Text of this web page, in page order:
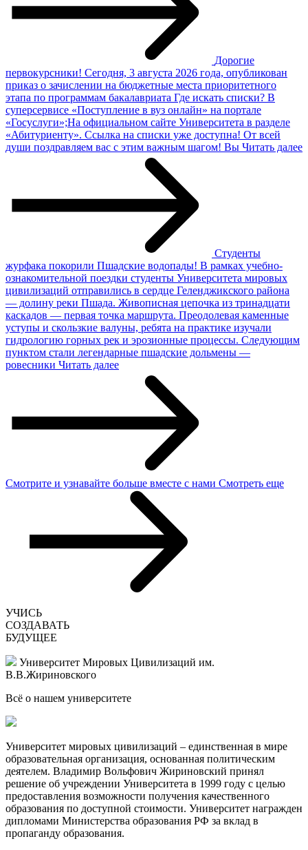
Дорогие
первокурсники! Сегодня, 3 августа 2026 года, опубликован
приказ о зачислении на бюджетные места приоритетного
этапа по программам бакалавриата Где искать списки? В
суперсервисе «Поступление в вуз онлайн» на портале
«Госуслуги»;На официальном сайте Университета в разделе
«Абитуриенту». Ссылка на списки уже доступна! От всей
души поздравляем вас с этим важным шагом! Вы Читать далее
Студенты
журфака покорили Пшадские водопады! В рамках учебно-
ознакомительной поездки студенты Университета мировых
цивилизаций отправились в сердце Геленджикского района
— долину реки Пшада. Живописная цепочка из тринадцати
каскадов — первая точка маршрута. Преодолевая каменные
уступы и скользкие валуны, ребята на практике изучали
гидрологию горных рек и эрозионные процессы. Следующим
пунктом стали легендарные пшадские дольмены —
ровесники Читать далее
Смотрите и узнавайте больше вместе с нами Смотреть еще
УЧИСЬ
СОЗДАВАТЬ
БУДУЩЕЕ
Университет Мировых Цивилизаций им.
В.В.Жириновского
Всё о нашем университете
Университет мировых цивилизаций – единственная в мире
образовательная организация, основанная политическим
деятелем. Владимир Вольфович Жириновский принял
решение об учреждении Университета в 1999 году с целью
предоставления возможности получения качественного
образования по доступной стоимости. Университет награжден
дипломами Министерства образования РФ за вклад в
пропаганду образования.